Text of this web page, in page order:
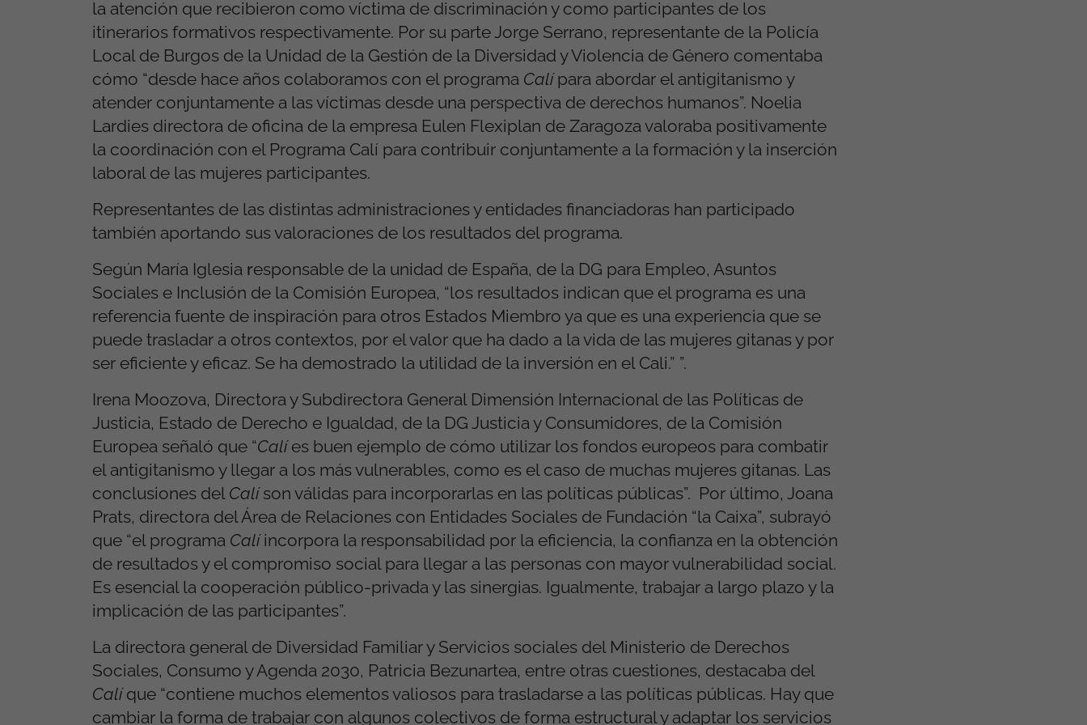
la atención que recibieron como víctima de discriminación y como participantes de los
itinerarios formativos respectivamente. Por su parte Jorge Serrano, representante de la Policía
Local de Burgos de la Unidad de la Gestión de la Diversidad y Violencia de Género comentaba
cómo “desde hace años colaboramos con el programa Calípara abordar el antigitanismo y
atender conjuntamente a las víctimas desde una perspectiva de derechos humanos”. Noelia
Lardies directora de oficina de la empresa Eulen Flexiplan de Zaragoza valoraba positivamente
la coordinación con el Programa Calí para contribuir conjuntamente a la formación y la inserción
laboral de las mujeres participantes.
Representantes de las distintas administraciones y entidades financiadoras han participado
también aportando sus valoraciones de los resultados del programa.
Según María Iglesia responsable de la unidad de España, de la DG para Empleo, Asuntos
Sociales e Inclusión de la Comisión Europea, “los resultados indican que el programa es una
referencia fuente de inspiración para otros Estados Miembro ya que es una experiencia que se
puede trasladar a otros contextos, por el valor que ha dado a la vida de las mujeres gitanas y por
ser eficiente y eficaz. Se ha demostrado la utilidad de la inversión en el Cali.” ”.
Irena Moozova, Directora y Subdirectora General Dimensión Internacional de las Políticas de
Justicia, Estado de Derecho e Igualdad, de la DG Justicia y Consumidores, de la Comisión
Europea señaló que “Calíes buen ejemplo de cómo utilizar los fondos europeos para combatir
el antigitanismo y llegar a los más vulnerables, como es el caso de muchas mujeres gitanas. Las
conclusiones del Calíson válidas para incorporarlas en las políticas públicas”. Por último, Joana
Prats, directora del Área de Relaciones con Entidades Sociales de Fundación “la Caixa”, subrayó
que “el programa Calíincorpora la responsabilidad por la eficiencia, la confianza en la obtención
de resultados y el compromiso social para llegar a las personas con mayor vulnerabilidad social.
Es esencial la cooperación público-privada y las sinergias. Igualmente, trabajar a largo plazo y la
implicación de las participantes”.
La directora general de Diversidad Familiar y Servicios sociales del Ministerio de Derechos
Sociales, Consumo y Agenda 2030, Patricia Bezunartea, entre otras cuestiones, destacaba del
Calíque “contiene muchos elementos valiosos para trasladarse a las políticas públicas. Hay que
cambiar la forma de trabajar con algunos colectivos de forma estructural y adaptar los servicios